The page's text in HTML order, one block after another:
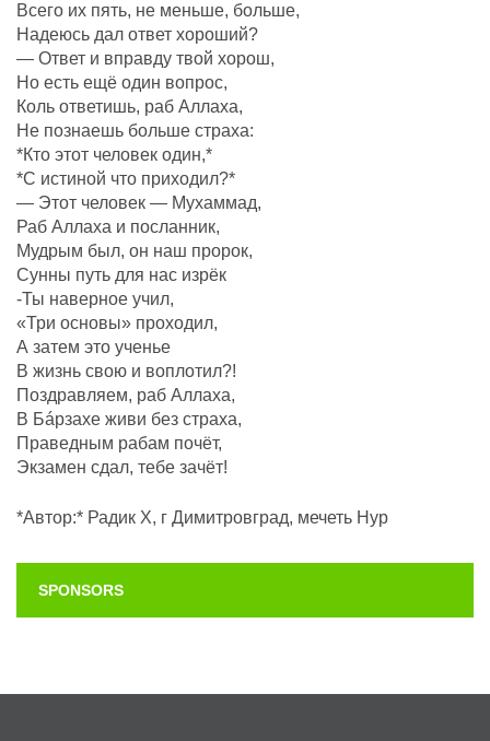
Всего их пять, не меньше, больше,
Надеюсь дал ответ хороший?
— Ответ и вправду твой хорош,
Но есть ещё один вопрос,
Коль ответишь, раб Аллаха,
Не познаешь больше страха:
*Кто этот человек один,*
*С истиной что приходил?*
— Этот человек — Мухаммад,
Раб Аллаха и посланник,
Мудрым был, он наш пророк,
Сунны путь для нас изрёк
-Ты наверное учил,
«Три основы» проходил,
А затем это ученье
В жизнь свою и воплотил?!
Поздравляем, раб Аллаха,
В Бáрзахе живи без страха,
Праведным рабам почëт,
Экзамен сдал, тебе зачёт!
*Автор:* Радик Х, г Димитровград, мечеть Нур
SPONSORS